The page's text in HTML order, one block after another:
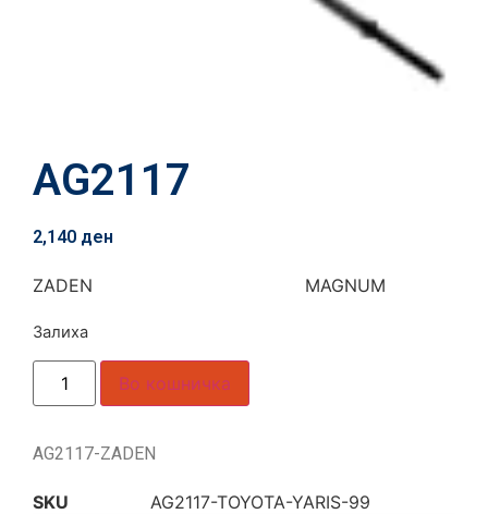
AG2117
2,140 ден
ZADEN MAGNUM
Залиха
Во кошничка
AG2117-ZADEN
SKU
AG2117-TOYOTA-YARIS-99